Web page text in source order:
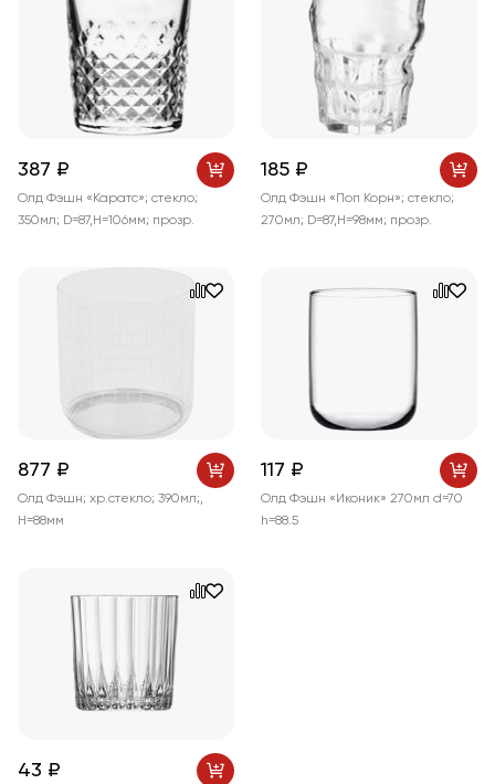
387 ₽
Олд Фэшн «Каратс»; стекло;
350мл; D=87,H=106мм; прозр.
185 ₽
Олд Фэшн «Поп Корн»; стекло;
270мл; D=87,H=98мм; прозр.
877 ₽
Олд Фэшн; хр.стекло; 390мл;,
H=88мм
117 ₽
Олд Фэшн «Иконик» 270мл d=70
h=88.5
43 ₽